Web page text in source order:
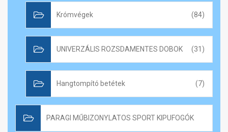
Krómvégek (84)
UNIVERZÁLIS ROZSDAMENTES DOBOK (31)
Hangtompító betétek (7)
PARAGI MŰBIZONYLATOS SPORT KIPUFOGÓK